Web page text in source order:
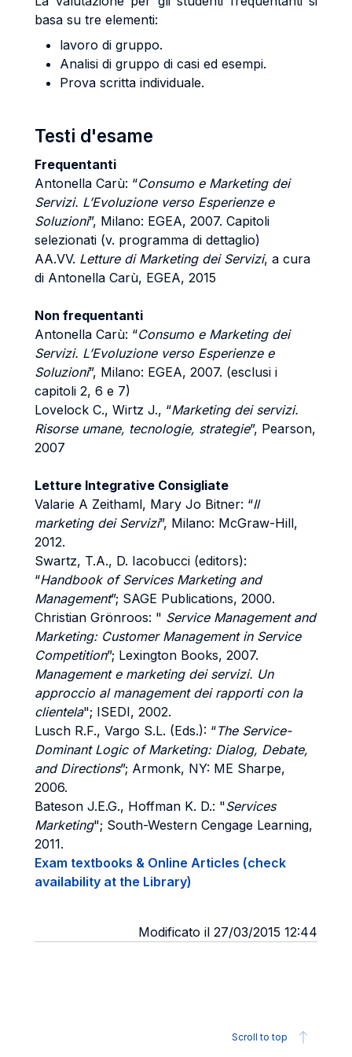
basa su tre elementi:
lavoro di gruppo.
Analisi di gruppo di casi ed esempi.
Prova scritta individuale.
Testi d'esame
Frequentanti
Antonella Carù: “Consumo e Marketing dei
Servizi. L’Evoluzione verso Esperienze e
Soluzioni”, Milano: EGEA, 2007. Capitoli
selezionati (v. programma di dettaglio)
AA.VV. Letture di Marketing dei Servizi, a cura
di Antonella Carù, EGEA, 2015
Non frequentanti
Antonella Carù: “Consumo e Marketing dei
Servizi. L’Evoluzione verso Esperienze e
Soluzioni”, Milano: EGEA, 2007. (esclusi i
capitoli 2, 6 e 7)
Lovelock C., Wirtz J., “Marketing dei servizi.
Risorse umane, tecnologie, strategie”, Pearson,
2007
Letture Integrative Consigliate
Valarie A Zeithaml, Mary Jo Bitner: “Il
marketing dei Servizi”, Milano: McGraw-Hill,
2012.
Swartz, T.A., D. Iacobucci (editors):
“Handbook of Services Marketing and
Management”; SAGE Publications, 2000.
Christian Grönroos: " Service Management and
Marketing: Customer Management in Service
Competition”; Lexington Books, 2007.
Management e marketing dei servizi. Un
approccio al management dei rapporti con la
clientela"; ISEDI, 2002.
Lusch R.F., Vargo S.L. (Eds.): “The Service-
Dominant Logic of Marketing: Dialog, Debate,
and Directions”; Armonk, NY: ME Sharpe,
2006.
Bateson J.E.G., Hoffman K. D.: "Services
Marketing"; South-Western Cengage Learning,
2011.
Exam textbooks & Online Articles (check
availability at the Library)
Modificato il 27/03/2015 12:44
Scroll to top